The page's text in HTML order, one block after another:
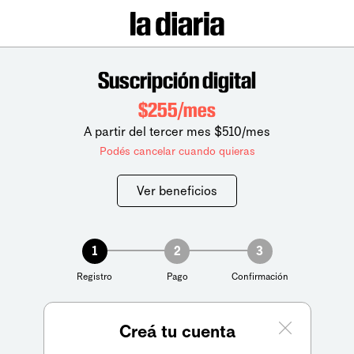
Suscripción digital
$255/mes
A partir del tercer mes $510/mes
Podés cancelar cuando quieras
Ver beneficios
1
Registro
2
Pago
3
Confirmación
Creá tu cuenta